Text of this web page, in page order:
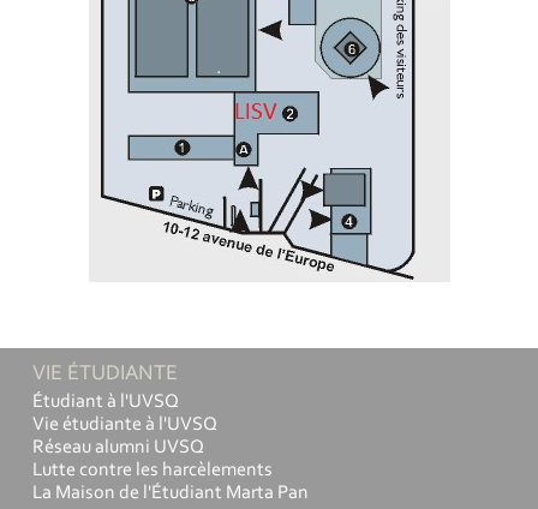
VIE ÉTUDIANTE
Étudiant à l'UVSQ
Vie étudiante à l'UVSQ
Réseau alumni UVSQ
Lutte contre les harcèlements
La Maison de l'Étudiant Marta Pan